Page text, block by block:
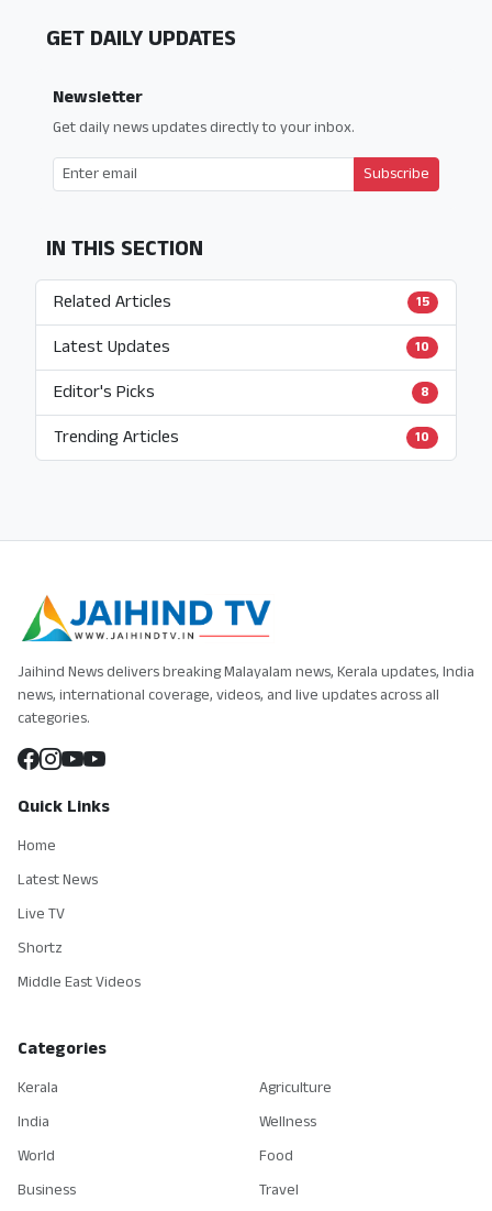
GET DAILY UPDATES
Newsletter
Get daily news updates directly to your inbox.
Subscribe
IN THIS SECTION
Related Articles 15
Latest Updates 10
Editor's Picks 8
Trending Articles 10
Jaihind News delivers breaking Malayalam news, Kerala updates, India
news, international coverage, videos, and live updates across all
categories.
Quick Links
Home
Latest News
Live TV
Shortz
Middle East Videos
Categories
Kerala
India
World
Business
Agriculture
Wellness
Food
Travel